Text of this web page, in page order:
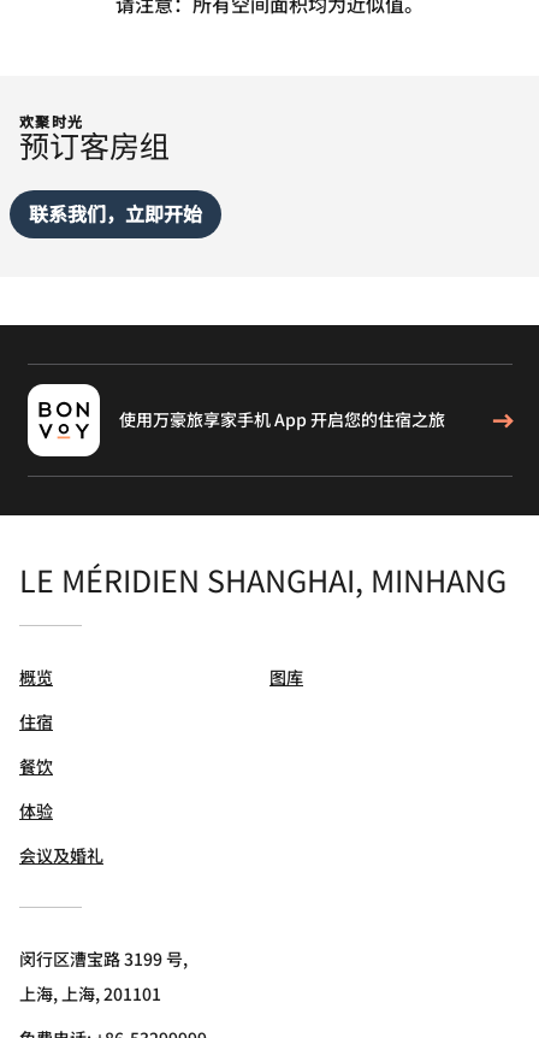
欢聚时光
预订客房组
联系我们，立即开始
使用万豪旅享家手机 App 开启您的住宿之旅
LE MÉRIDIEN SHANGHAI, MINHANG
概览
住宿
餐饮
体验
会议及婚礼
图库
闵行区漕宝路 3199 号,
上海, 上海, 201101